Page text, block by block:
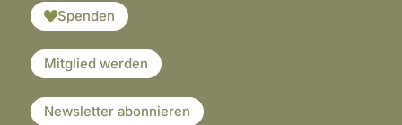
Spenden
Mitglied werden
Newsletter abonnieren